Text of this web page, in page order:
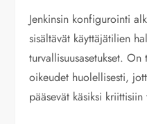
Jenkinsin konfigurointi
sisältävät käyttäjätilien
turvallisuusasetukset.
oikeudet huolellisesti,
pääsevät käsiksi